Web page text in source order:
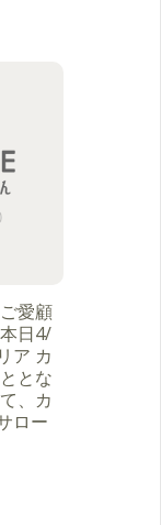
愛顧
日4/
ア カ
とな
、カ
ロー